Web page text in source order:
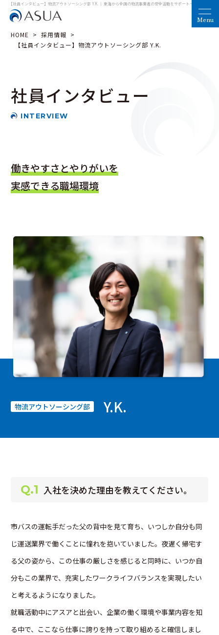
【社員インタビュー】物流アウトソーシング部 Y.K.｜ 東海から全国の物流事業者の安全活動をサポート－魅力ある物流
HOME > 採用情報 >
【社員インタビュー】物流アウトソーシング部 Y.K.
社員インタビュー
INTERVIEW
働きやすさとやりがいを
実感できる職場環境
物流アウトソーシング部 Y.K.
Q.1 入社を決めた理由を教えてください。
市バスの運転手だった父の背中を見て育ち、いつしか自分も同
じ運送業界で働くことに憧れを抱いていました。夜遅く帰宅す
る父の姿から、この仕事の厳しさを感じると同時に、いつか自
分もこの業界で、充実したワークライフバランスを実現したい
と考えるようになりました。
就職活動中にアスアと出会い、企業の働く環境や事業内容を知
る中で、ここなら仕事に誇りを持って取り組めると確信しまし